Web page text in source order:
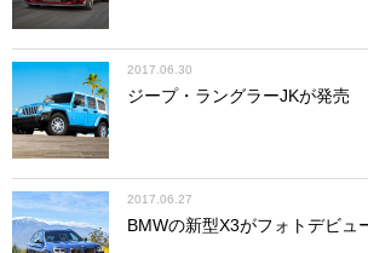
2017.06.30
ジープ・ラングラーJKが発売
2017.06.27
BMWの新型X3がフォトデビュ